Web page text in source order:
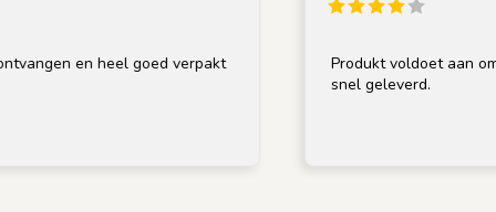
en heel goed verpakt
Produkt voldoet aan
snel geleverd.